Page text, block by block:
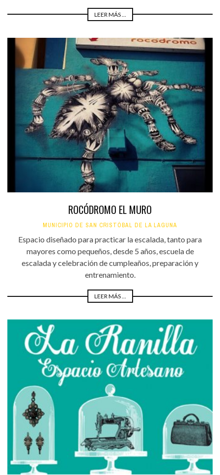
LEER MÁS ...
ROCÓDROMO EL MURO
MUNICIPIO DE SAN CRISTÓBAL DE LA LAGUNA
Espacio diseñado para practicar la escalada, tanto para
mayores como pequeños, desde 5 años, escuela de
escalada y celebración de cumpleaños, preparación y
entrenamiento.
LEER MÁS ...